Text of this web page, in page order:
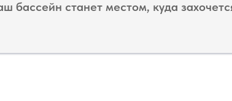
станет местом, куда